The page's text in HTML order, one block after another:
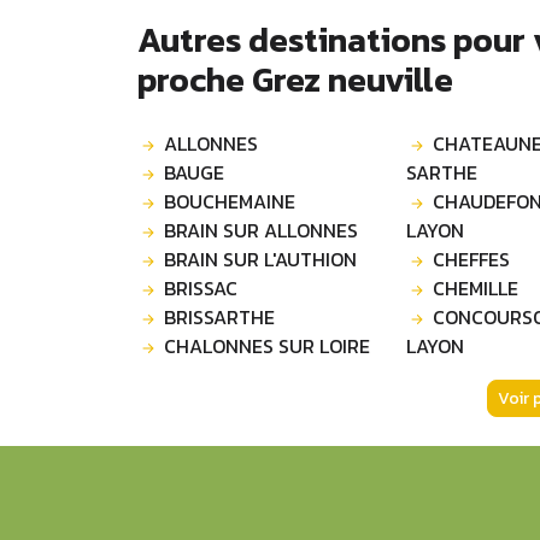
Autres destinations
proche Grez neuville
ALLONNES
BAUGE
BOUCHEMAINE
BRAIN SUR ALLONNES
BRAIN SUR L'AUTHION
BRISSAC
BRISSARTHE
CHALONNES SUR LOIRE
SARTHE
LAYON
CHEFFES
CHEMILLE
LAYON
Voir